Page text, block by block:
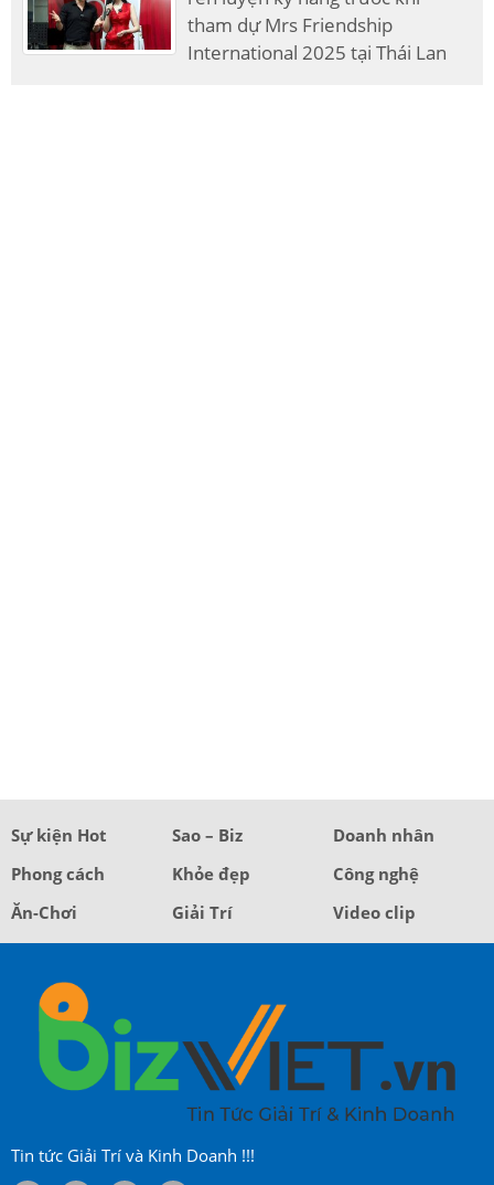
tham dự Mrs Friendship
International 2025 tại Thái Lan
Sự kiện Hot Sao – Biz
Doanh nhân
Phong cách
Khỏe đẹp
Công nghệ
Ăn-Chơi
Giải Trí Video clip
Tin tức Giải Trí và Kinh Doanh !!!